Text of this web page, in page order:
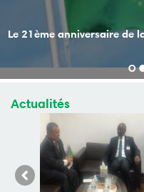
Le 21ème anniversaire de
Actualités